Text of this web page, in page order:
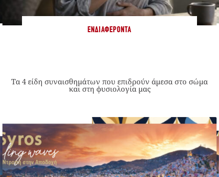
ΕΝΔΙΑΦΈΡΟΝΤΑ
Τα 4 είδη συναισθημάτων που επιδρούν άμεσα στο σώμα
και στη φυσιολογία μας